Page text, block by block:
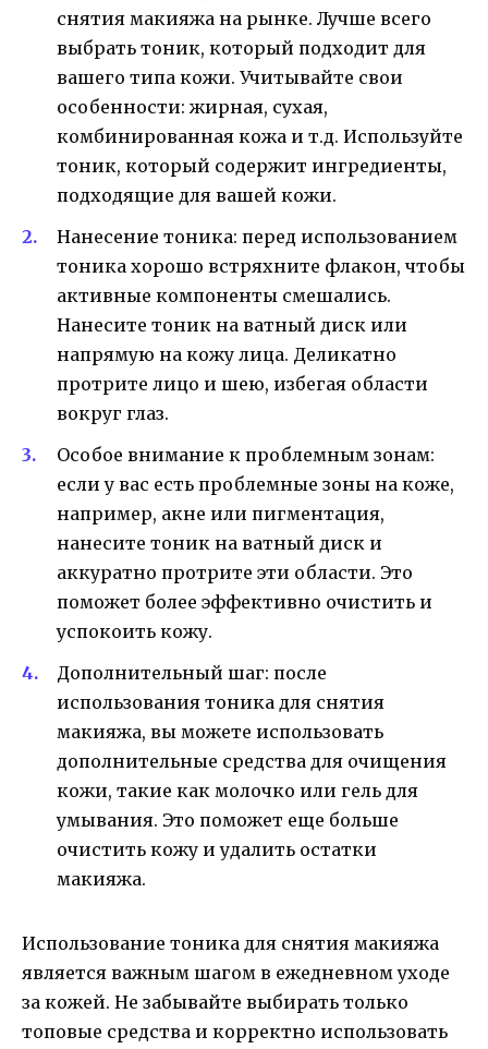
снятия макияжа на рынке. Лучше всего
выбрать тоник, который подходит для
вашего типа кожи. Учитывайте свои
особенности: жирная, сухая,
комбинированная кожа и т.д. Используйте
тоник, который содержит ингредиенты,
подходящие для вашей кожи.
Нанесение тоника: перед использованием
тоника хорошо встряхните флакон, чтобы
активные компоненты смешались.
Нанесите тоник на ватный диск или
напрямую на кожу лица. Деликатно
протрите лицо и шею, избегая области
вокруг глаз.
Особое внимание к проблемным зонам:
если у вас есть проблемные зоны на коже,
например, акне или пигментация,
нанесите тоник на ватный диск и
аккуратно протрите эти области. Это
поможет более эффективно очистить и
успокоить кожу.
Дополнительный шаг: после
использования тоника для снятия
макияжа, вы можете использовать
дополнительные средства для очищения
кожи, такие как молочко или гель для
умывания. Это поможет еще больше
очистить кожу и удалить остатки
макияжа.
Использование тоника для снятия макияжа
является важным шагом в ежедневном уходе
за кожей. Не забывайте выбирать только
топовые средства и корректно использовать